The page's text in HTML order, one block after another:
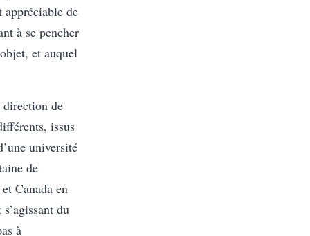
appréciable de
à se pencher
et auquel
direction de
issus
université
de
Canada en
du
à